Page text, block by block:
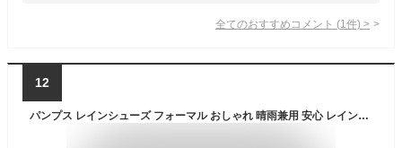
全てのおすすめコメント (1 件) >
12
パンプス レインシューズ フォーマル おしゃれ 晴雨兼用 安心 レインブーツ ファッション 防水シューズ カジュアル 完全防水 雨靴 軽量 梅雨 通勤 通学 靴 シューズ オフィス アウトドア ブーツ 女性 園芸 生活防水 コインローファー レインパンプス 撥水 雨靴 フラット